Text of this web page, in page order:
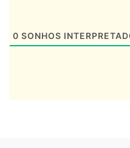
0 SONHOS